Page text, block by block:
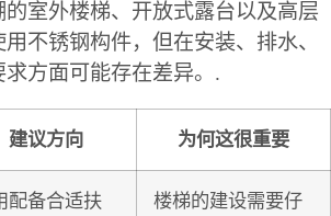
室外楼梯、开放式露台以及高层
不锈钢构件，但在安装、排水、
方面可能存在差异。.
建议方向 为何这很重要
配备合适扶
楼梯的建设需要仔